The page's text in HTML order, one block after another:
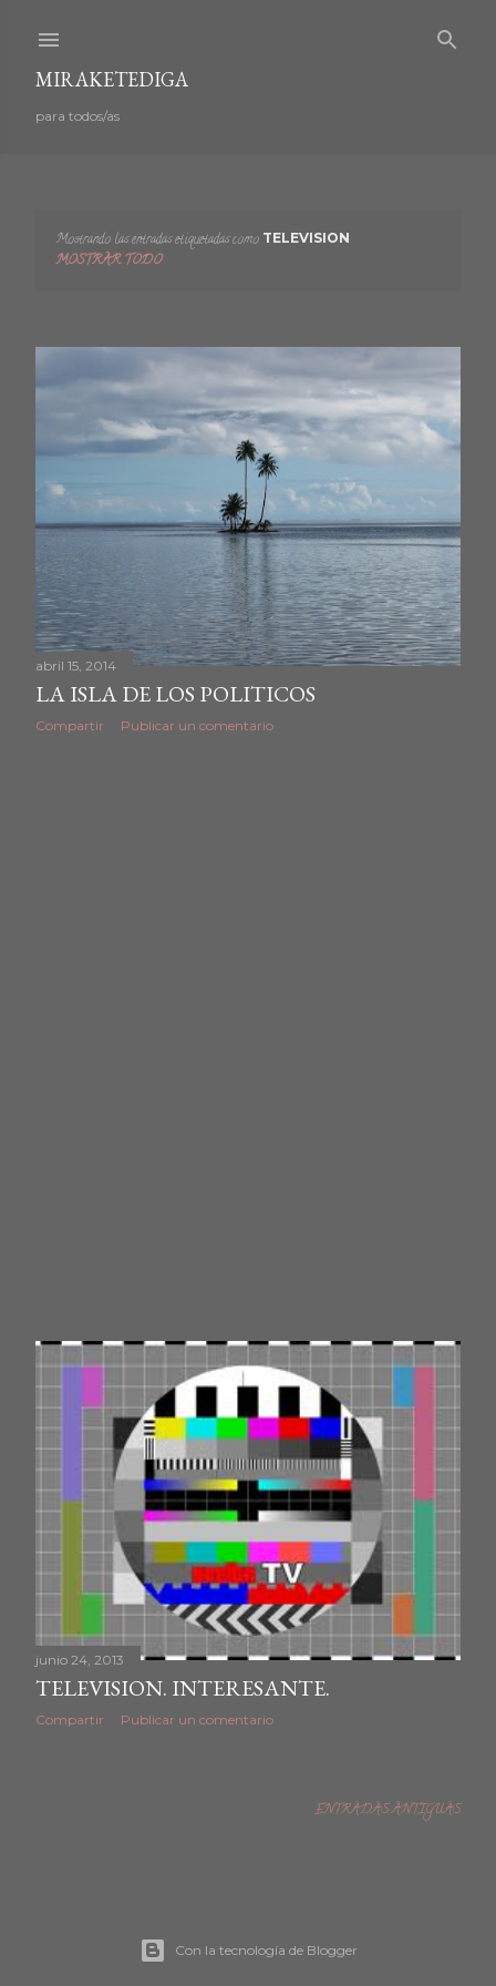
MIRAKETEDIGA
para todos/as
E
t
a
d
a
s
Mostrando las entradas etiquetadas como TELEVISION
MOSTRAR TODO
abril 15, 2014
LA ISLA DE LOS POLITICOS
Compartir Publicar un comentario
junio 24, 2013
TELEVISION. INTERESANTE.
Compartir Publicar un comentario
ENTRADAS ANTIGUAS
Con la tecnología de Blogger